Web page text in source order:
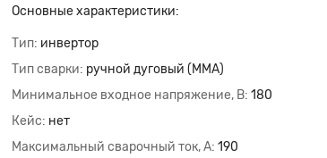
Основные характеристики:
Тип инвертор
Тип сварки ручной дуговый (ММА)
Минимальное входное напряжение, В 180
Кейс нет
Максимальный сварочный ток, А 190